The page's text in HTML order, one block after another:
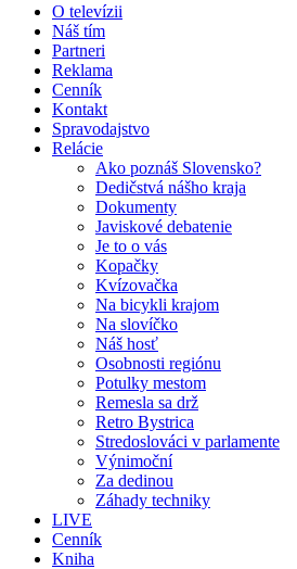
O televízii
Náš tím
Partneri
Reklama
Cenník
Kontakt
Spravodajstvo
Relácie
Ako poznáš Slovensko?
Dedičstvá nášho kraja
Dokumenty
Javiskové debatenie
Je to o vás
Kopačky
Kvízovačka
Na bicykli krajom
Na slovíčko
Náš hosť
Osobnosti regiónu
Potulky mestom
Remesla sa drž
Retro Bystrica
Stredoslováci v parlamente
Výnimoční
Za dedinou
Záhady techniky
LIVE
Cenník
Kniha